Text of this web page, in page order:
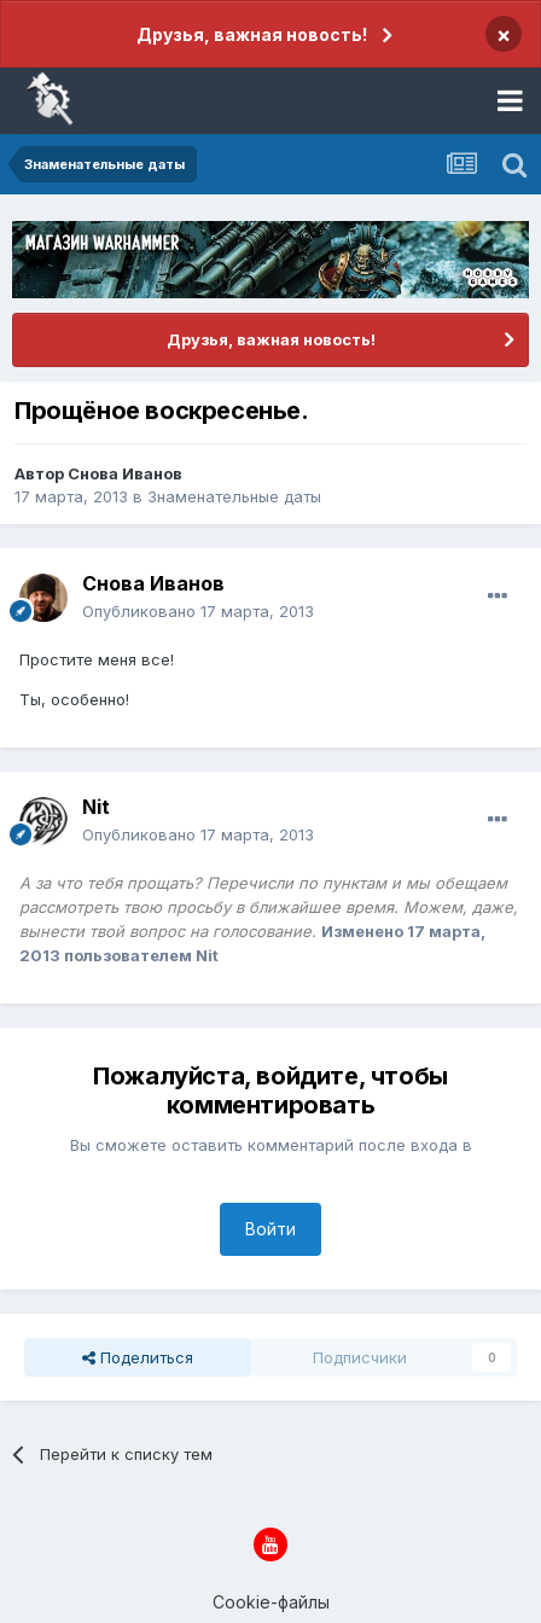
Друзья, важная новость! ×
Знаменательные даты
Друзья, важная новость!
Прощёное воскресенье.
Автор Снова Иванов
17 марта, 2013 в Знаменательные даты
Снова Иванов
Опубликовано 17 марта, 2013
Простите меня все!
Ты, особенно!
Nit
Опубликовано 17 марта, 2013
А за что тебя прощать? Перечисли по пунктам и мы обещаем
рассмотреть твою просьбу в ближайшее время. Можем, даже,
вынести твой вопрос на голосование. Изменено 17 марта,
2013 пользователем Nit
Пожалуйста, войдите, чтобы
комментировать
Вы сможете оставить комментарий после входа в
Войти
Поделиться Подписчики 0
Перейти к списку тем
Cookie-файлы